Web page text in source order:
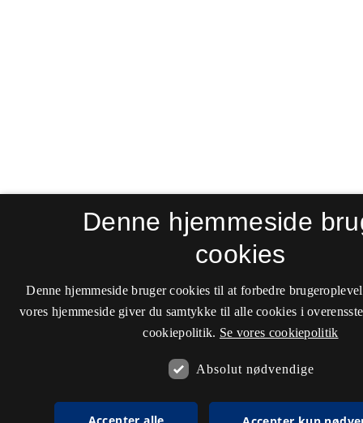
Denne hjemmeside
cookies
Denne hjemmeside bruger cookies til at forbedre
vores hjemmeside giver du samtykke til alle cookies i
cookiepolitik. Se vores cookiepolitik
Absolut nødvendige